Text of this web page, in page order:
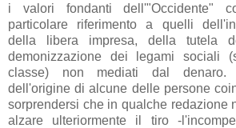
i valori fondanti dell'"Occidente"
particolare riferimento a quelli
della libera impresa, della tutela
demonizzazione dei legami sociali
classe) non mediati dal denaro.
dell'origine di alcune delle persone
sorprendersi che in qualche redazione
alzare ulteriormente il tiro -